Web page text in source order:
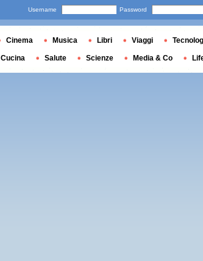
Username Password
Cinema Musica Libri Viaggi
Cucina Salute Scienze Media & Co